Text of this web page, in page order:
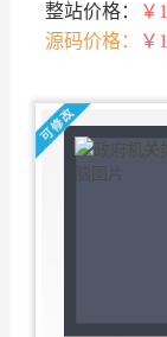
整站价格：
￥
源码价格：
￥